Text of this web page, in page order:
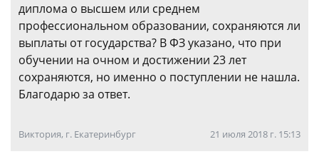
диплома о высшем или среднем
профессиональном образовании, сохраняются ли
выплаты от государства? В ФЗ указано, что при
обучении на очном и достижении 23 лет
сохраняются, но именно о поступлении не нашла.
Благодарю за ответ.
Виктория, г. Екатеринбург 21 июля 2018 г. 15:13